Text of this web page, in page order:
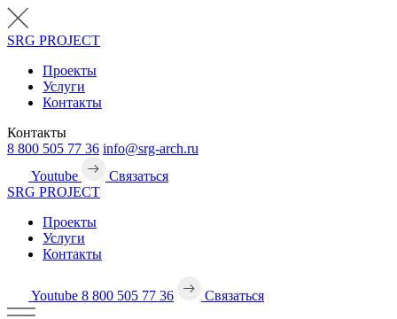
SRG PROJECT
Проекты
Услуги
Контакты
Контакты
8 800 505 77 36 info@srg-arch.ru
Youtube
Связаться
SRG PROJECT
Проекты
Услуги
Контакты
Youtube 8 800 505 77 36 Связаться